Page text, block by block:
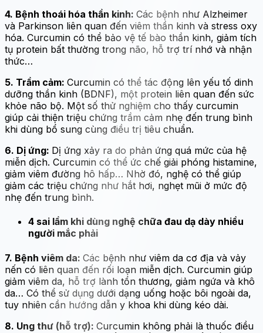
4. Bệnh thoái hóa thần kinh: Các bệnh như Alzheimer
và Parkinson liên quan đến viêm thần kinh và stress oxy
hóa. Curcumin có thể bảo vệ tế bào thần kinh, giảm tích
tụ protein bất thường trong não, hỗ trợ trí nhớ và nhận
thức…
5. Trầm cảm: Curcumin có thể tác động lên yếu tố dinh
dưỡng thần kinh (BDNF), một protein liên quan đến sức
khỏe não bộ. Một số thử nghiệm cho thấy curcumin
giúp cải thiện triệu chứng trầm cảm nhẹ đến trung bình
khi dùng bổ sung cùng điều trị tiêu chuẩn.
6. Dị ứng: Dị ứng xảy ra do phản ứng quá mức của hệ
miễn dịch. Curcumin có thể ức chế giải phóng histamine,
giảm viêm đường hô hấp… Nhờ đó, nghệ có thể giúp
giảm các triệu chứng như hắt hơi, nghẹt mũi ở mức độ
nhẹ đến trung bình.
4 sai lầm khi dùng nghệ chữa đau dạ dày nhiều
người mắc phải
7. Bệnh viêm da: Các bệnh như viêm da cơ địa và vảy
nến có liên quan đến rối loạn miễn dịch. Curcumin giúp
giảm viêm da, hỗ trợ lành tổn thương, giảm ngứa và khô
da… Có thể sử dụng dưới dạng uống hoặc bôi ngoài da,
tuy nhiên cần hướng dẫn y khoa khi dùng kéo dài.
8. Ung thư (hỗ trợ): Curcumin không phải là thuốc điều